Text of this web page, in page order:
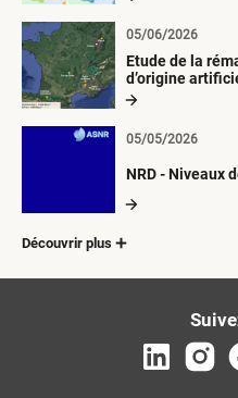
Etude de la
d’origine
05/06/2026
NRD - Niveaux
05/05/2026
Découvrir plus